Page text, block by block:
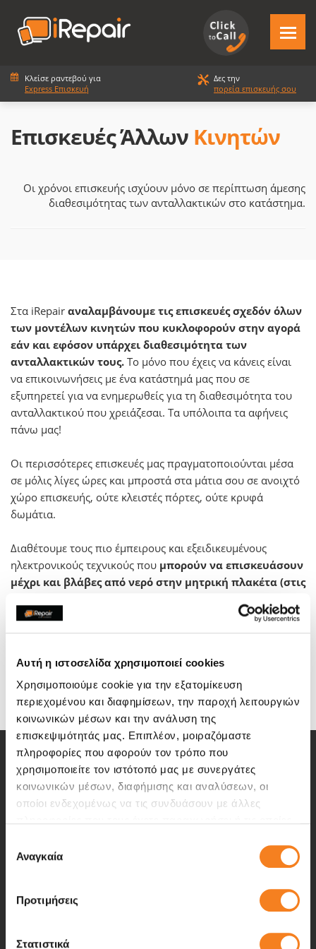
Αυτή η ιστοσελίδα χρησιμοποιεί cookies
Χρησιμοποιούμε cookie για την εξατομίκευση
περιεχομένου και διαφημίσεων, την παροχή λειτουργιών
κοινωνικών μέσων και την ανάλυση της
επισκεψιμότητάς μας. Επιπλέον, μοιραζόμαστε
πληροφορίες που αφορούν τον τρόπο που
χρησιμοποιείτε τον ιστότοπό μας με συνεργάτες
κοινωνικών μέσων, διαφήμισης και αναλύσεων, οι
οποίοι ενδεχομένως να τις συνδυάσουν με άλλες
των υπηρεσιών τους.
συγκατάθεσης
Αναγκαία
Προτιμήσεις
Στατιστικά
Κλείσε ραντεβού για
Express Επισκευή
Δες την
πορεία επισκευής σου
Επισκευές Άλλων Κινητών
Οι χρόνοι επισκευής ισχύουν μόνο σε περίπτωση άμεσης
διαθεσιμότητας των ανταλλακτικών στο κατάστημα.
Στα iRepair αναλαμβάνουμε τις επισκευές σχεδόν όλων
των μοντέλων κινητών που κυκλοφορούν στην αγορά
εάν και εφόσον υπάρχει διαθεσιμότητα των
ανταλλακτικών τους. Το μόνο που έχεις να κάνεις είναι
να επικοινωνήσεις με ένα κατάστημά μας που σε
εξυπηρετεί για να ενημερωθείς για τη διαθεσιμότητα του
ανταλλακτικού που χρειάζεσαι. Τα υπόλοιπα τα αφήνεις
πάνω μας!
Οι περισσότερες επισκευές μας πραγματοποιούνται μέσα
σε μόλις λίγες ώρες και μπροστά στα μάτια σου σε ανοιχτό
χώρο επισκευής, ούτε κλειστές πόρτες, ούτε κρυφά
δωμάτια.
Διαθέτουμε τους πιο έμπειρους και εξειδικευμένους
ηλεκτρονικούς τεχνικούς που μπορούν να επισκευάσουν
μέχρι και βλάβες από νερό στην μητρική πλακέτα (στις
εμπιστοσύνη στους τεχνικούς μας και στην ποιότητα των
ανταλλακτικών που χρησιμοποιούμε ώστε ναπαρέχουμε
Μεκαταστήματα σε Ελλάδακαι Κύπροδεν χρειάζεται να
πας μακριά να επισκευάσεις το αγαπημένο σου κινητό!
Η iRepair είναι η πρωτοπόρος εταιρία στις επισκευές
υποστήριξη σε προβλήματα που σχετίζονται με την